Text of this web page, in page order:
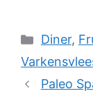
Diner,
Paleo